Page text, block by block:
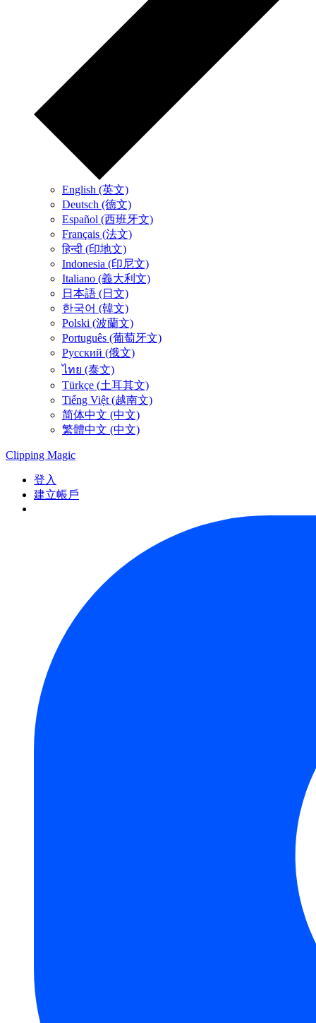
English (英文)
Deutsch (德文)
Español (西班牙文)
Français (法文)
हिन्दी (印地文)
Indonesia (印尼文)
Italiano (義大利文)
日本語 (日文)
한국어 (韓文)
Polski (波蘭文)
Português (葡萄牙文)
Русский (俄文)
ไทย (泰文)
Türkçe (土耳其文)
Tiếng Việt (越南文)
简体中文 (中文)
繁體中文 (中文)
Clipping Magic
登入
建立帳戶